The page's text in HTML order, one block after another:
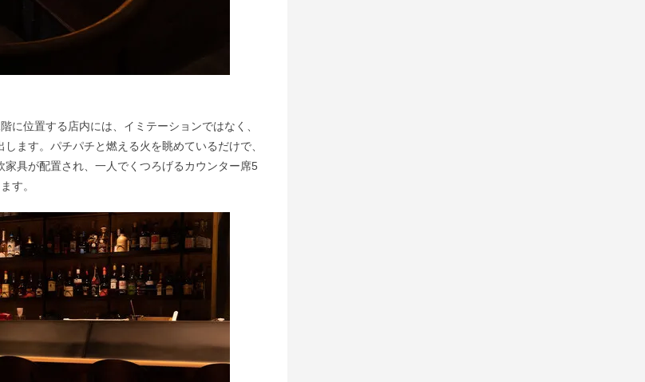
に位置する店内には、イミテーションではなく、
ます。パチパチと燃える火を眺めているだけで、
具が配置され、一人でくつろげるカウンター席5
す。